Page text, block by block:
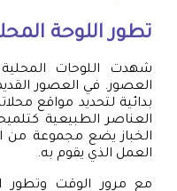
تطور اللوحة
شهدت اللوحات المحلية
العصور. في العصور
بدائية لتحديد مواقع
العناصر الطبيعية
الخباز يضع مجموعة من
العمل الذي يقوم به.
مع مرور الوقت وتطور